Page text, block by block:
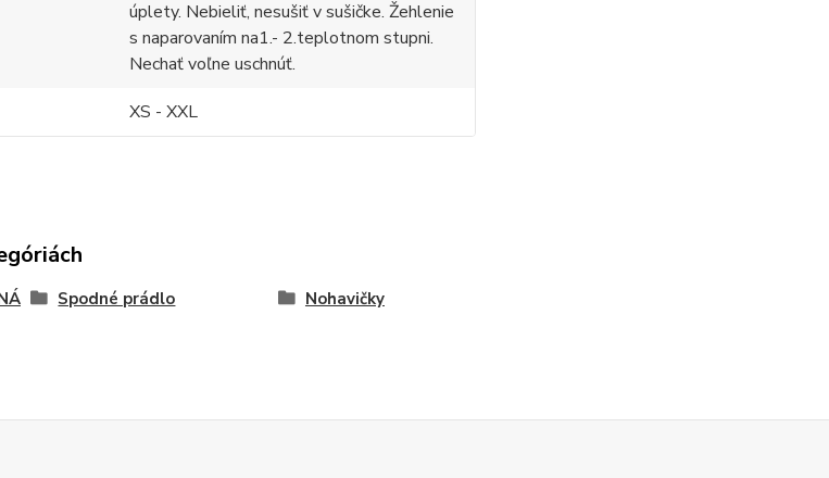
úplety. Nebieliť, nesušiť v sušičke. Žehlenie
s naparovaním na1.- 2.teplotnom stupni.
Nechať voľne uschnúť.
XS - XXL
Spodné prádlo Nohavičky